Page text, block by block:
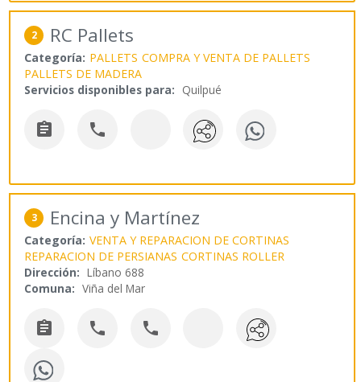
2 RC Pallets
Categoría: PALLETS COMPRA Y VENTA DE PALLETS
PALLETS DE MADERA
Servicios disponibles para: Quilpué
 
3 Encina y Martínez
Categoría: VENTA Y REPARACION DE CORTINAS
REPARACION DE PERSIANAS CORTINAS ROLLER
Dirección: Líbano 688
Comuna: Viña del Mar
  